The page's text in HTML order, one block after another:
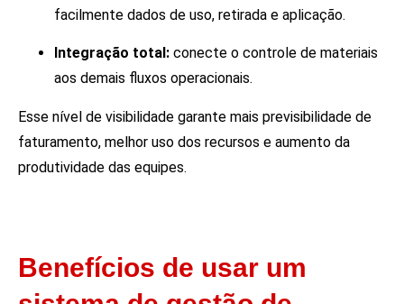
facilmente dados de uso, retirada e aplicação.
Integração total: conecte o controle de materiais
aos demais fluxos operacionais.
Esse nível de visibilidade garante mais previsibilidade de
faturamento, melhor uso dos recursos e aumento da
produtividade das equipes.
Benefícios de usar um